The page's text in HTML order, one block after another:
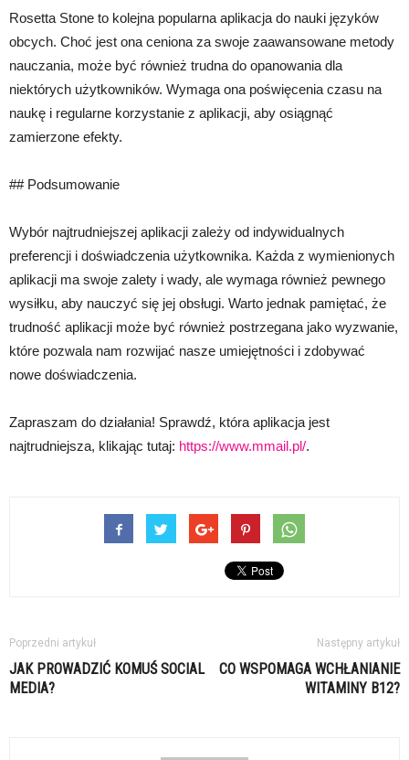
Rosetta Stone to kolejna popularna aplikacja do nauki języków
obcych. Choć jest ona ceniona za swoje zaawansowane metody
nauczania, może być również trudna do opanowania dla
niektórych użytkowników. Wymaga ona poświęcenia czasu na
naukę i regularne korzystanie z aplikacji, aby osiągnąć
zamierzone efekty.
## Podsumowanie
Wybór najtrudniejszej aplikacji zależy od indywidualnych
preferencji i doświadczenia użytkownika. Każda z wymienionych
aplikacji ma swoje zalety i wady, ale wymaga również pewnego
wysiłku, aby nauczyć się jej obsługi. Warto jednak pamiętać, że
trudność aplikacji może być również postrzegana jako wyzwanie,
które pozwala nam rozwijać nasze umiejętności i zdobywać
nowe doświadczenia.
Zapraszam do działania! Sprawdź, która aplikacja jest
najtrudniejsza, klikając tutaj: https://www.mmail.pl/.
Poprzedni artykuł
JAK PROWADZIĆ KOMUŚ SOCIAL
MEDIA?
Następny artykuł
CO WSPOMAGA WCHŁANIANIE
WITAMINY B12?